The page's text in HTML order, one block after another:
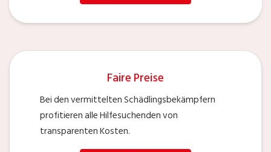
Faire Preise
Bei den vermittelten Schädlingsbekämpfern
profitieren alle Hilfesuchenden von
transparenten Kosten.